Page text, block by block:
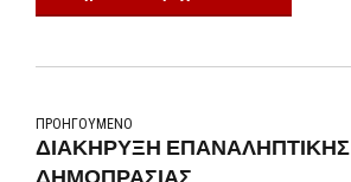
ΠΡΟΗΓΟΎΜΕΝΟ
ΔΙΑΚΗΡΥΞΗ ΕΠΑΝΑΛΗΠΤΙΚΗΣ
ΔΗΜΟΠΡΑΣΙΑΣ